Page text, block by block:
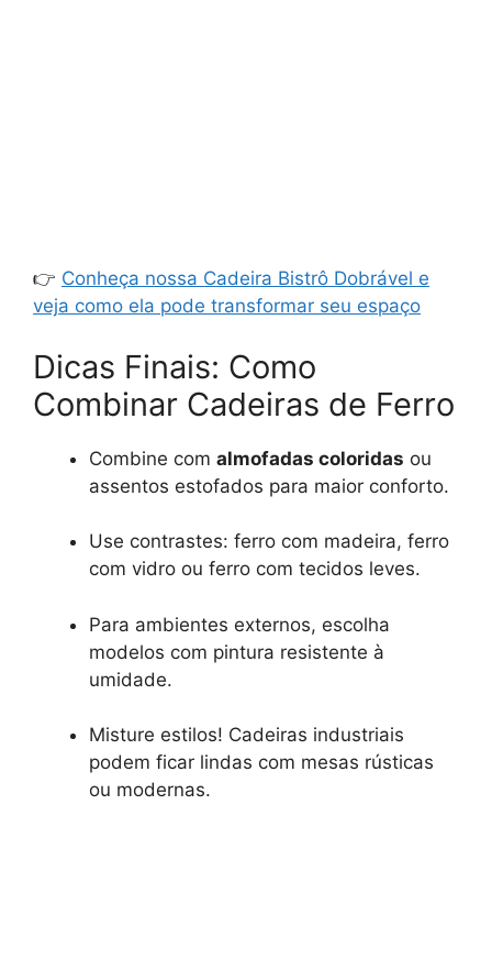
👉 Conheça nossa Cadeira Bistrô Dobrável e
veja como ela pode transformar seu espaço
Dicas Finais: Como
Combinar Cadeiras de Ferro
Combine com almofadas coloridas ou
assentos estofados para maior conforto.
Use contrastes: ferro com madeira, ferro
com vidro ou ferro com tecidos leves.
Para ambientes externos, escolha
modelos com pintura resistente à
umidade.
Misture estilos! Cadeiras industriais
podem ficar lindas com mesas rústicas
ou modernas.